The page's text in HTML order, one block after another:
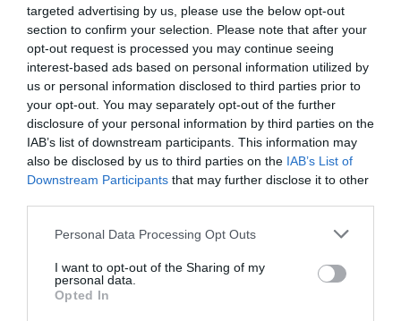
targeted advertising by us, please use the below opt-out
section to confirm your selection. Please note that after your
opt-out request is processed you may continue seeing
interest-based ads based on personal information utilized by
us or personal information disclosed to third parties prior to
your opt-out. You may separately opt-out of the further
disclosure of your personal information by third parties on the
IAB’s list of downstream participants. This information may
also be disclosed by us to third parties on the IAB’s List of
Downstream Participants that may further disclose it to other
Personal Data Processing Opt Outs
I want to opt-out of the Sharing of my
personal data.
Opted In